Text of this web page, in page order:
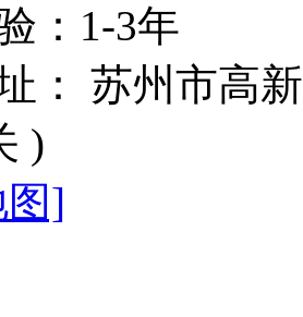
：1-3年
： 苏州市高
)
]